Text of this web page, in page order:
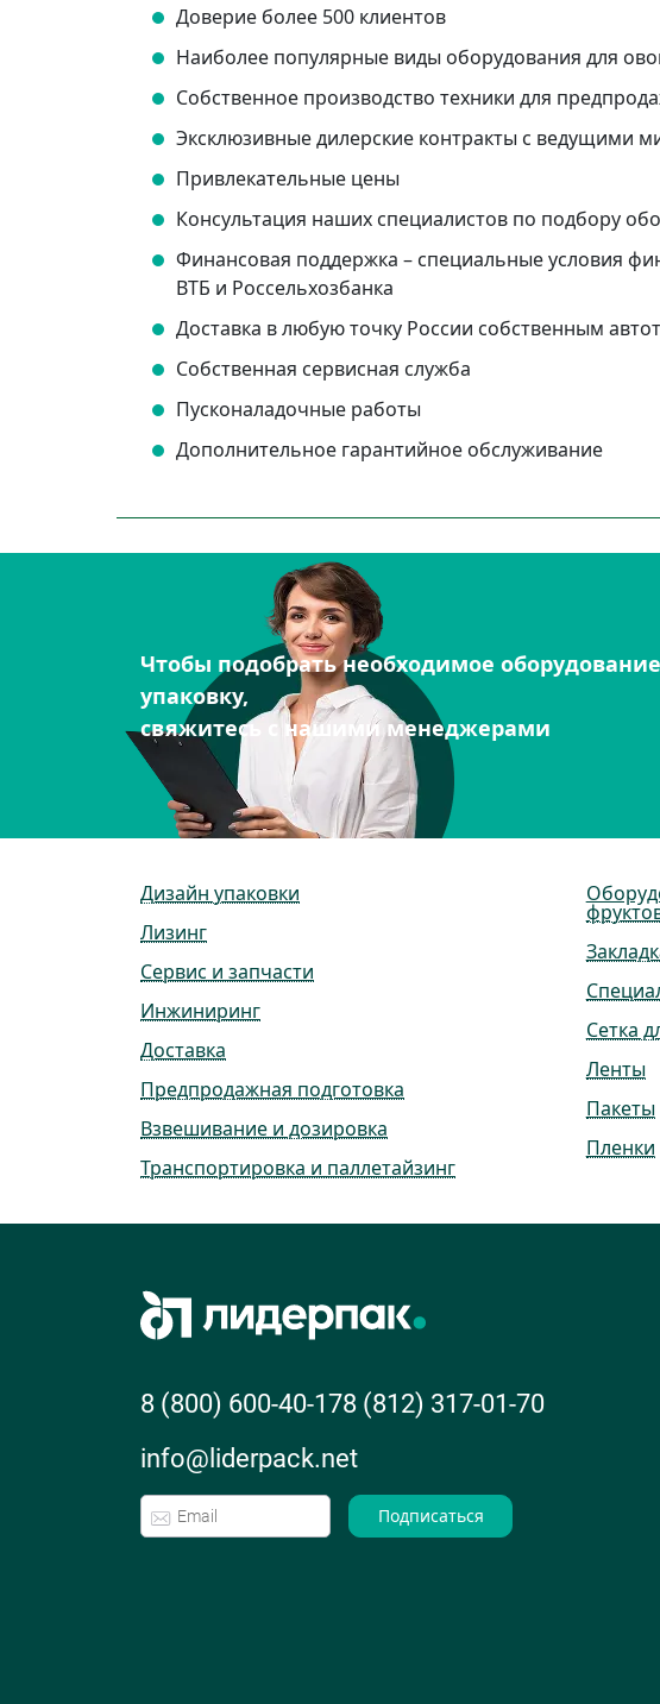
Доверие более 500 клиентов
Наиболее популярные виды оборудования для
Собственное производство техники для
Эксклюзивные дилерские контракты с ведущими
Привлекательные цены
Консультация наших специалистов по подбору
Финансовая поддержка – специальные условия
ВТБ и Россельхозбанка
Доставка в любую точку России собственным
Собственная сервисная служба
Пусконаладочные работы
Дополнительное гарантийное обслуживание
Чтобы подобрать необходимое
упаковку,
свяжитесь с нашими менеджерами
Дизайн упаковки
Лизинг
Сервис и запчасти
Инжиниринг
Доставка
Предпродажная подготовка
Взвешивание и дозировка
Транспортировка и паллетайзинг
Сетка
Ленты
Пакеты
Пленки
8 (800) 600-40-178 (812) 317-01-70
info@liderpack.net
Подписаться